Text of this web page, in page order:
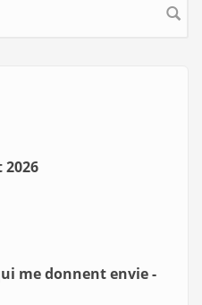
me donnent envie -